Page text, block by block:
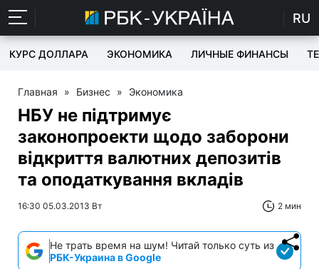
RU
КУРС ДОЛЛАРА ЭКОНОМИКА ЛИЧНЫЕ ФИНАНСЫ
Главная » Бизнес » Экономика
НБУ не підтримує
законопроекти щодо заборони
відкриття валютних депозитів
та оподаткування вкладів
16:30 05.03.2013 Вт 2 мин
Не трать время на шум! Читай только суть из
РБК-Украина в Google